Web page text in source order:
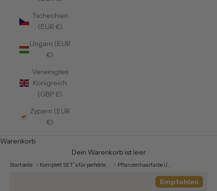
Tschechien
(EUR €)
Ungarn (EUR
€)
Vereinigtes
Königreich
(GBP £)
Zypern (EUR
€)
Warenkorb
Dein Warenkorb ist leer
Startseite Komplett SET´s für perfekte... Pflanzenhaarfarbe Umstieg Komplett Set (5 teilig) inkl. 1x Pflanzenhaarfarbe GESCHENKT (Wert 19,90€) + 15% RABATT
Empfohlen